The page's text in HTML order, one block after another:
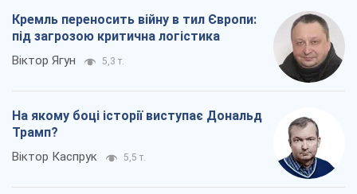
Кремль переносить війну в тил Європи:
під загрозою критична логістика
Віктор Ягун 5,3 т.
На якому боці історії виступає Дональд
Трамп?
Віктор Каспрук 5,5 т.